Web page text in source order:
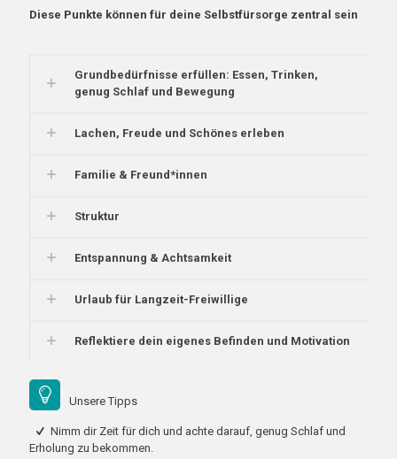
Diese Punkte können für deine Selbstfürsorge zentral sein
Grundbedürfnisse erfüllen: Essen, Trinken,
genug Schlaf und Bewegung
Lachen, Freude und Schönes erleben
Familie & Freund*innen
Struktur
Entspannung & Achtsamkeit
Urlaub für Langzeit-Freiwillige
Reflektiere dein eigenes Befinden und Motivation
Unsere Tipps
Nimm dir Zeit für dich und achte darauf, genug Schlaf und
Erholung zu bekommen.